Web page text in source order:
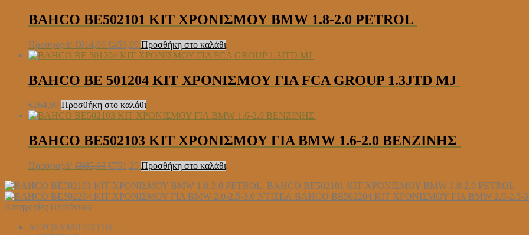
BAHCO BE502101 ΚΙΤ ΧΡΟΝΙΣΜΟΥ BMW 1.8-2.0 PETROL
Προσφορά! €614,06 Original
price
€614,06.
€453,09Η
τρέχουσα
είναι:
€453,09.
Προσθήκη στο καλάθι
BAHCO BE 501204 ΚΙΤ ΧΡΟΝΙΣΜΟΥ ΓΙΑ FCA GROUP 1.3JTD MJ
€264,90 Προσθήκη στο καλάθι
BAHCO BE502103 ΚΙΤ ΧΡΟΝΙΣΜΟΥ ΓΙΑ BMW 1.6-2.0 ΒΕΝΖΙΝΗΣ
Προσφορά! €985,93 Original
was:
€985,93.
€751,25Η
τιμή
είναι:
Προσθήκη στο καλάθι
BAHCO BE502101 ΚΙΤ ΧΡΟΝΙΣΜΟΥ BMW 1.8-2.0 PETROL
BAHCO BE502204 ΚΙΤ ΧΡΟΝΙΣΜΟΥ ΓΙΑ BMW 2.0-2.5-
Κατηγορίες Προϊόντων
ΑΕΡΟΣΥΜΠΙΕΣΤΗΣ